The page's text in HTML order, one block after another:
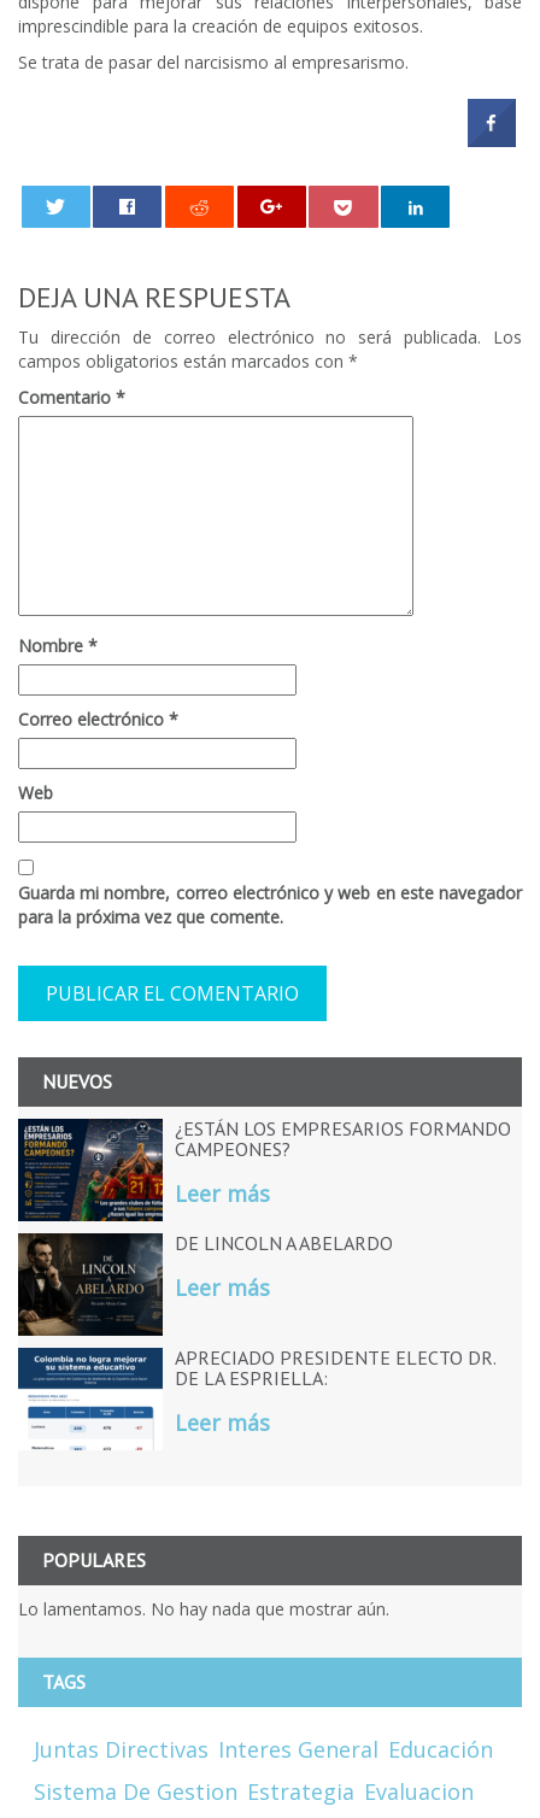
imprescindible para la creación de equipos exitosos.
Se trata de pasar del narcisismo al empresarismo.
DEJA UNA RESPUESTA
Tu dirección de correo electrónico no será publicada.
Los
campos obligatorios están marcados con *
Comentario *
Nombre *
Correo electrónico *
Web
Guarda mi nombre, correo electrónico y web en este navegador
para la próxima vez que comente.
NUEVOS
¿ESTÁN LOS EMPRESARIOS FORMANDO
CAMPEONES?
Leer más
DE LINCOLN A ABELARDO
Leer más
APRECIADO PRESIDENTE ELECTO DR.
DE LA ESPRIELLA:
Leer más
POPULARES
Lo lamentamos. No hay nada que mostrar aún.
TAGS
Juntas Directivas Interes General Educación
Sistema De Gestion Estrategia Evaluacion